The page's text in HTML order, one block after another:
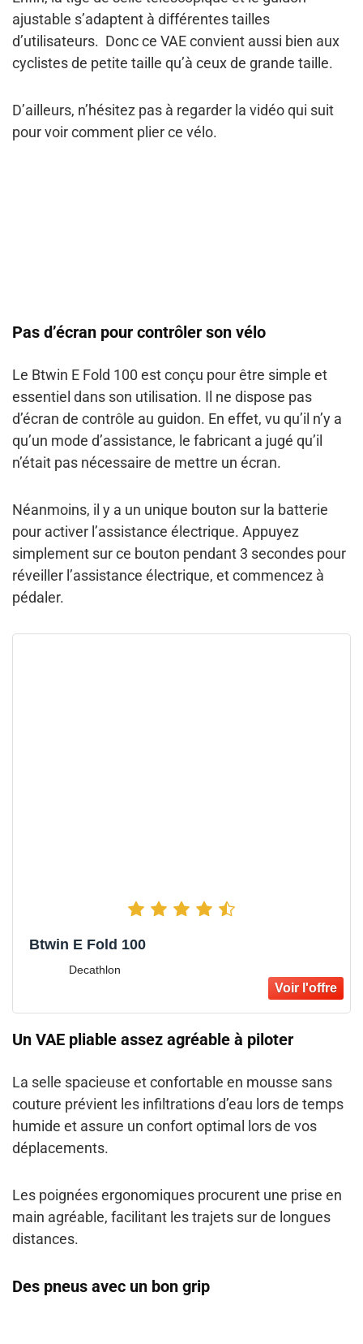
ajustable s’adaptent à différentes tailles
d’utilisateurs. Donc ce VAE convient aussi bien aux
cyclistes de petite taille qu’à ceux de grande taille.
D’ailleurs, n’hésitez pas à regarder la vidéo qui suit
pour voir comment plier ce vélo.
Pas d’écran pour contrôler son vélo
Le Btwin E Fold 100 est conçu pour être simple et
essentiel dans son utilisation. Il ne dispose pas
d’écran de contrôle au guidon. En effet, vu qu’il n’y a
qu’un mode d’assistance, le fabricant a jugé qu’il
n’était pas nécessaire de mettre un écran.
Néanmoins, il y a un unique bouton sur la batterie
pour activer l’assistance électrique. Appuyez
simplement sur ce bouton pendant 3 secondes pour
réveiller l’assistance électrique, et commencez à
pédaler.
Btwin E Fold 100
Decathlon
Un VAE pliable assez agréable à piloter
La selle spacieuse et confortable en mousse sans
couture prévient les infiltrations d’eau lors de temps
humide et assure un confort optimal lors de vos
déplacements.
Les poignées ergonomiques procurent une prise en
main agréable, facilitant les trajets sur de longues
distances.
Des pneus avec un bon grip